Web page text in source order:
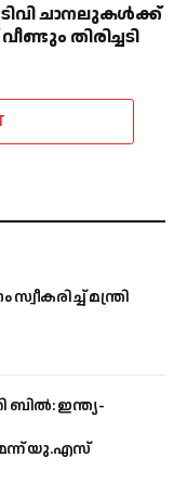
ചാനലുകൾക്ക്
തിരിച്ചടി
മന്ത്രി
ഇന്ത്യ-
യു.എസ്